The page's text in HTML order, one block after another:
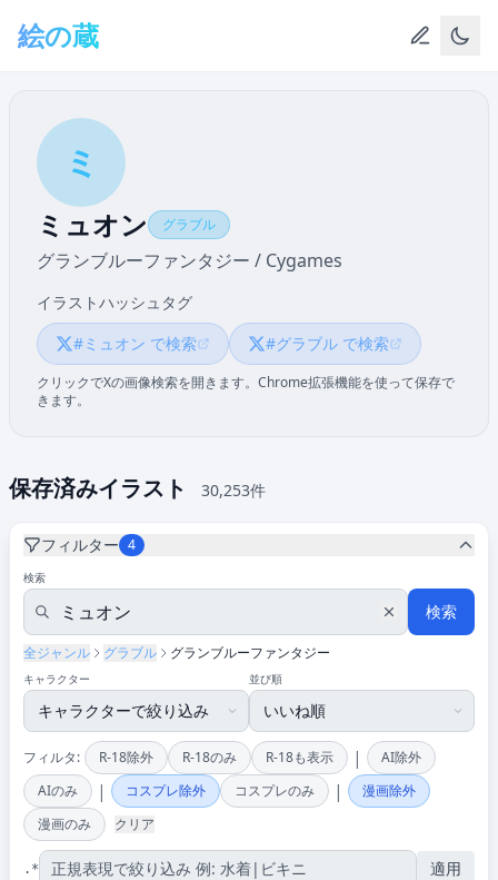
絵の蔵
ミ
ミュオン グラブル
グランブルーファンタジー / Cygames
イラストハッシュタグ
#ミュオン で検索
#グラブル で検索
クリックでXの画像検索を開きます。Chrome拡張機能を使って保存で
きます。
保存済みイラスト 30,253件
フィルター 4
検索
検索
全ジャンル グラブル グランブルーファンタジー
キャラクター 並び順
フィルタ: R-18除外 R-18のみ R-18も表示 |
AI除外
AIのみ
| コスプレ除外 コスプレのみ |
漫画除外
漫画のみ
クリア
.* 適用